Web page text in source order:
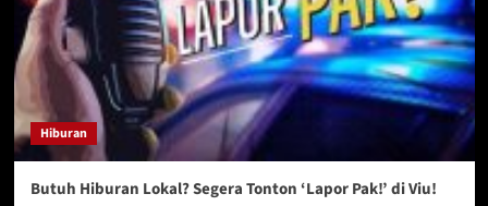
Hiburan
Butuh Hiburan Lokal? Segera Tonton ‘Lapor Pak!’ di Viu!